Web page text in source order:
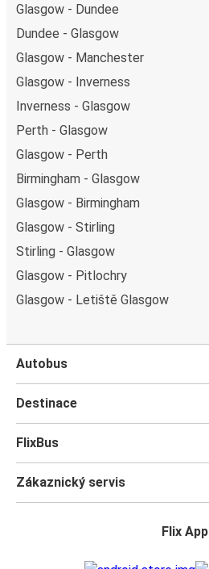
Glasgow - Dundee
Dundee - Glasgow
Glasgow - Manchester
Glasgow - Inverness
Inverness - Glasgow
Perth - Glasgow
Glasgow - Perth
Birmingham - Glasgow
Glasgow - Birmingham
Glasgow - Stirling
Stirling - Glasgow
Glasgow - Pitlochry
Glasgow - Letiště Glasgow
Autobus
Destinace
FlixBus
Zákaznický servis
Flix App